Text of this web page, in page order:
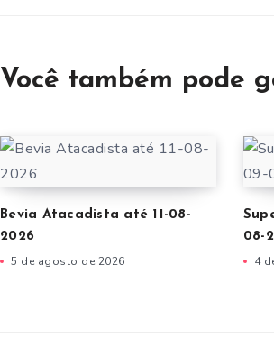
Você também pode
Bevia Atacadista até 11-08-
2026
5 de agosto de 2026
08-
4